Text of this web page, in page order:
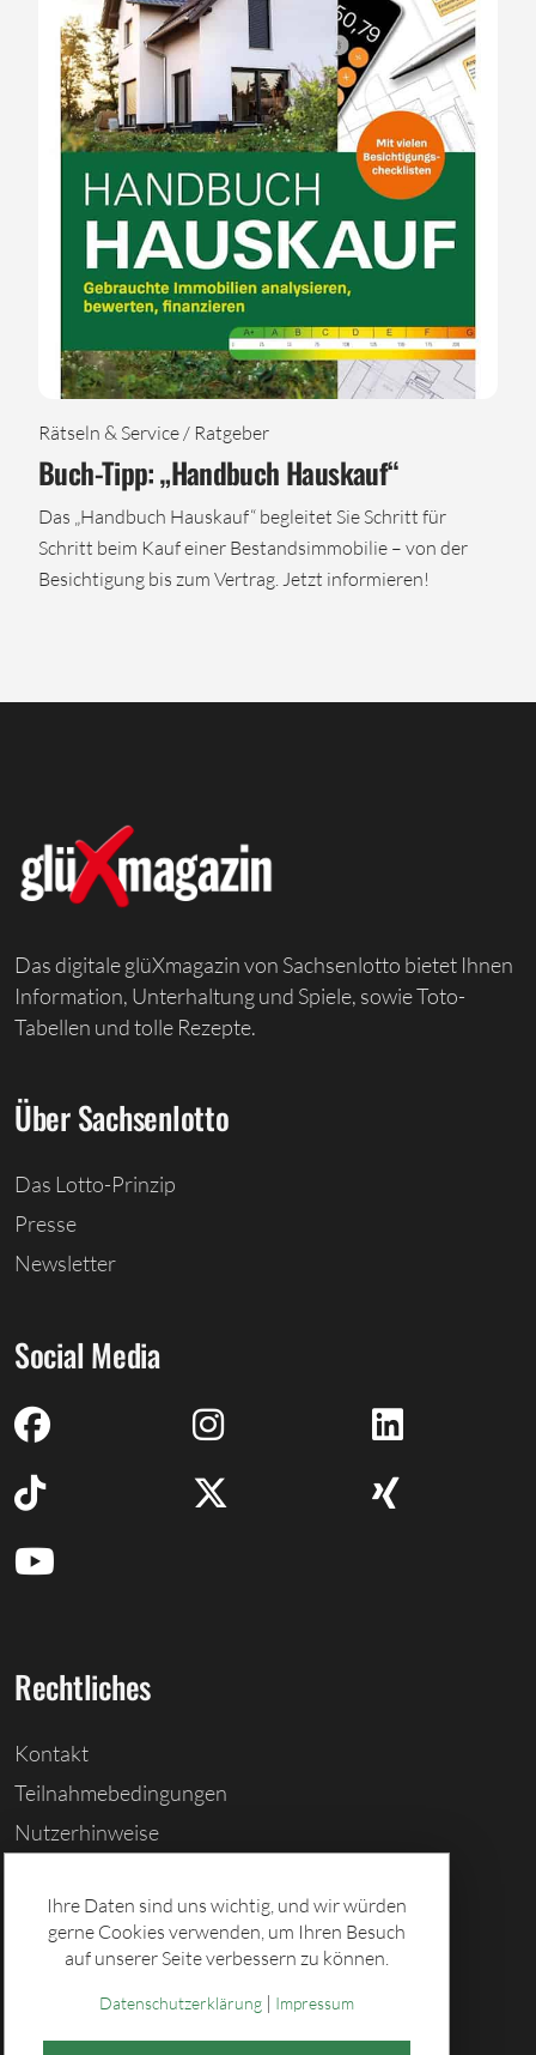
Rätseln & Service / Ratgeber
Buch-Tipp: „Handbuch Hauskauf“
Das „Handbuch Hauskauf“ begleitet Sie Schritt für
Schritt beim Kauf einer Bestandsimmobilie – von der
Besichtigung bis zum Vertrag. Jetzt informieren!
Das digitale glüXmagazin von Sachsenlotto bietet Ihnen
Information, Unterhaltung und Spiele, sowie Toto-
Tabellen und tolle Rezepte.
Über Sachsenlotto
Das Lotto-Prinzip
Presse
Newsletter
Social Media
Rechtliches
Kontakt
Teilnahmebedingungen
Nutzerhinweise
Cookies löschen
Datenschutz
Ihre Daten sind uns wichtig, und wir würden
gerne Cookies verwenden, um Ihren Besuch
auf unserer Seite verbessern zu können.
Datenschutzerklärung| Impressum